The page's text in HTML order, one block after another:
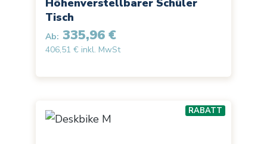
Höhenverstellbarer Schüler
Tisch
Ab: 335,96 €
406,51 € inkl. MwSt
RABATT